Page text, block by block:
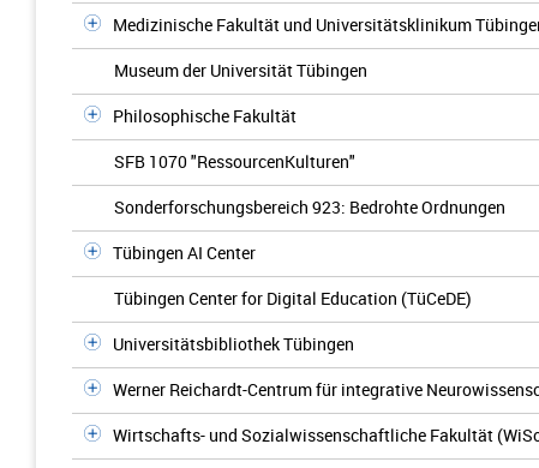
Medizinische Fakultät und Universitätsklinikum
Museum der Universität Tübingen
Philosophische Fakultät
SFB 1070 "RessourcenKulturen"
Sonderforschungsbereich 923: Bedrohte Ordnungen
Tübingen AI Center
Tübingen Center for Digital Education (TüCeDE)
Universitätsbibliothek Tübingen
Werner Reichardt-Centrum für integrative
Wirtschafts- und Sozialwissenschaftliche Fakultät